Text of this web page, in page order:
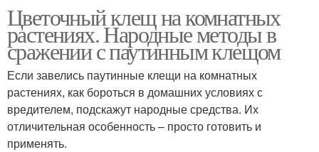
Цветочный клещ на комнатных
растениях. Народные методы в
сражении с паутинным клещом
Если завелись паутинные клещи на комнатных
растениях, как бороться в домашних условиях с
вредителем, подскажут народные средства. Их
отличительная особенность – просто готовить и
применять.